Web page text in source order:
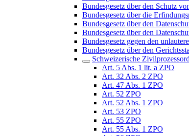
Bundesgesetz über den Schutz
Bundesgesetz über die
Bundesgesetz über den
Bundesgesetz über den
Bundesgesetz gegen den
Bundesgesetz über den
Schweizerische
Art. 5 Abs. 1 lit. a ZPO
Art. 32 Abs. 2 ZPO
Art. 47 Abs. 1 ZPO
Art. 52 ZPO
Art. 52 Abs. 1 ZPO
Art. 53 ZPO
Art. 55 ZPO
Art. 55 Abs. 1 ZPO